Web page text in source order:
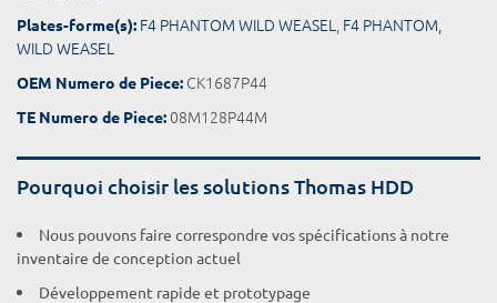
Plates-forme(s): F4 PHANTOM WILD WEASEL, F4 PHANTOM,
WILD WEASEL
OEM Numero de Piece: CK1687P44
TE Numero de Piece:08M128P44M
Pourquoi choisir les solutions Thomas HDD
Nous pouvons faire correspondre vos spécifications à notre
inventaire de conception actuel
Développement rapide et prototypage